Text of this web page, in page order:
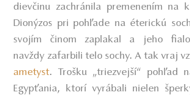
dievčinu zachránila premenením na
Dionýzos pri pohľade na éterickú
svojím činom zaplakal a jeho
navždy zafarbili telo sochy. A tak vraj
ametyst. Trošku „triezvejší“ pohľad
Egypťania, ktorí vyrábali nielen